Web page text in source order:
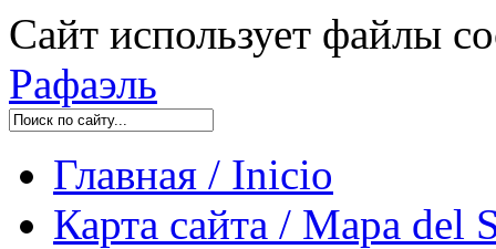
Сайт использует файлы
Рафаэль
Главная / Inicio
Карта сайта / Mapa del